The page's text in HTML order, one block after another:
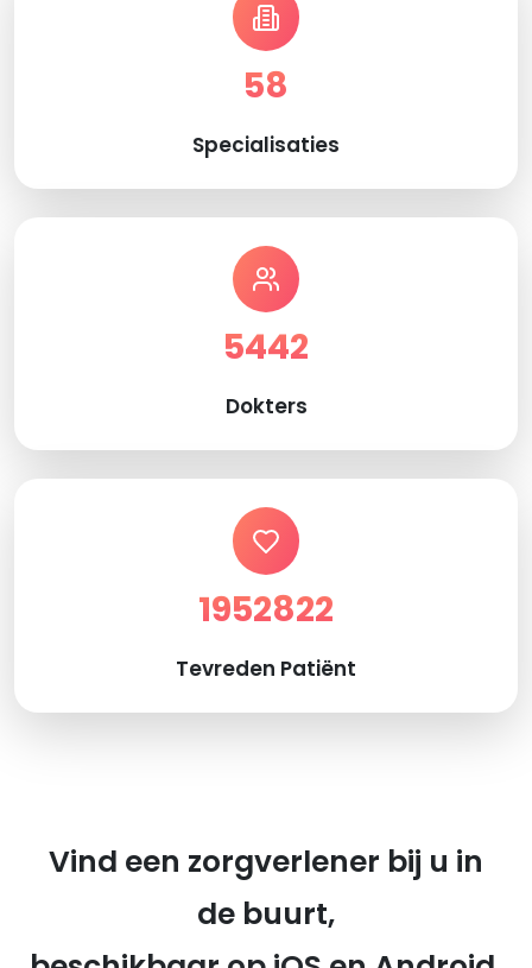
58
Specialisaties
5442
Dokters
1952822
Tevreden Patiënt
Vind een zorgverlener bij u in
de buurt,